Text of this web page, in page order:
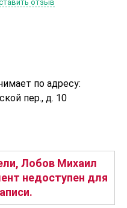
отзыв
по адресу:
пер., д. 10
Лобов Михаил
недоступен для